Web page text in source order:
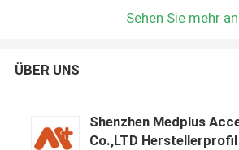
Sehen Sie mehr an
ÜBER UNS
Shenzhen Medplus
Co.,LTD Herstellerprofil